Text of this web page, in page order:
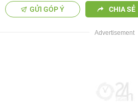
GỬI GÓP Ý CHIA SẺ